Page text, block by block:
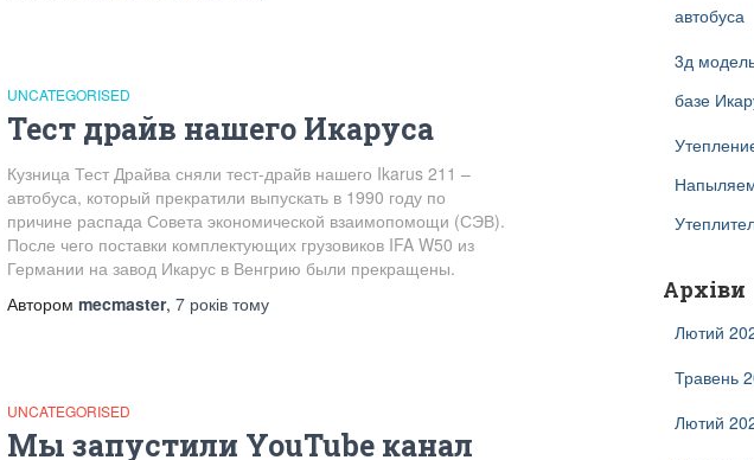
UNCATEGORISED
Тест драйв нашего Икаруса
Кузница Тест Драйва сняли тест-драйв нашего Ikarus 211 –
автобуса, который прекратили выпускать в 1990 году по
причине распада Совета экономической взаимопомощи (СЭВ).
После чего поставки комплектующих грузовиков IFA W50 из
Германии на завод Икарус в Венгрию были прекращены.
Автором mecmaster, 7 років тому
UNCATEGORISED
Мы запустили YouTube канал
автобуса
3д
базе
Архіви
Лютий
Травень
Лютий